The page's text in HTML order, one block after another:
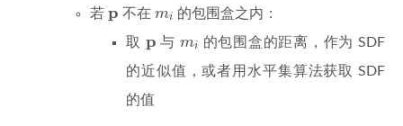
若 p
p 不在 mi
mi 的包围盒之内：
取 p
p 与 mi
mi 的包围盒的距离，作为 SDF
的近似值，或者用水平集算法获取 SDF
的值